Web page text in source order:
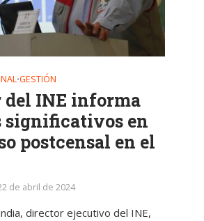
•GESTIÓN
del INE informa
significativos en
postcensal en el
de abril de 2024
director ejecutivo del INE,